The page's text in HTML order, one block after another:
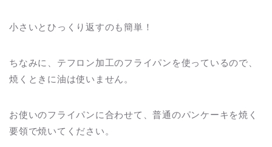
小さいとひっくり返すのも簡単！
ちなみに、テフロン加工のフライパンを使っているので、
焼くときに油は使いません。
お使いのフライパンに合わせて、普通のパンケーキを焼く
要領で焼いてください。